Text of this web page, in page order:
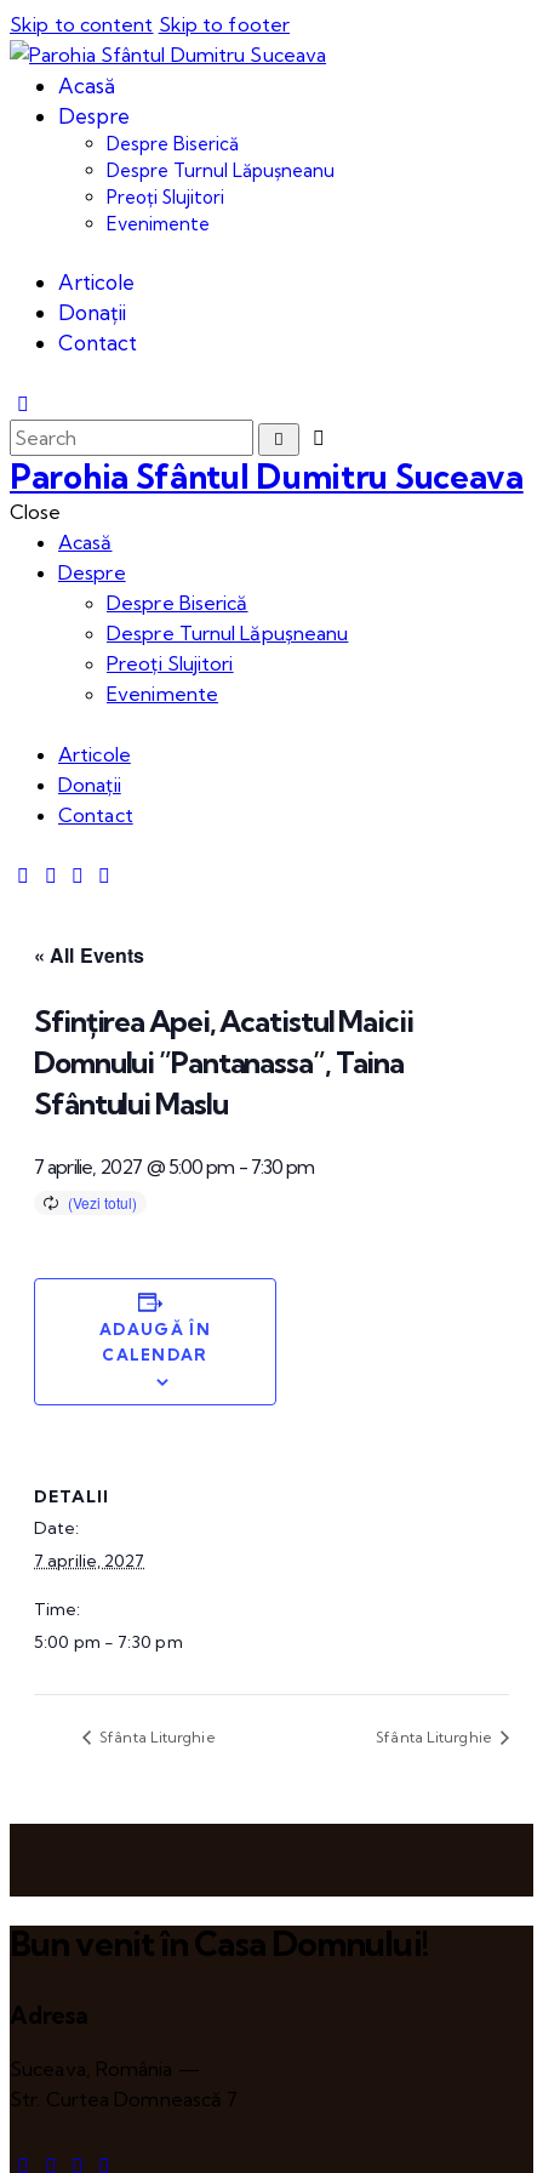
Skip to content Skip to footer
Acasă
Despre
Despre Biserică
Despre Turnul Lăpușneanu
Preoți Slujitori
Evenimente
Articole
Donații
Contact
Parohia Sfântul Dumitru Suceava
Close
Acasă
Despre
Despre Biserică
Despre Turnul Lăpușneanu
Preoți Slujitori
Evenimente
Articole
Donații
Contact
« All Events
Sfințirea Apei, Acatistul Maicii
Domnului ”Pantanassa”, Taina
Sfântului Maslu
7 aprilie, 2027 @ 5:00 pm - 7:30 pm
ADAUGĂ ÎN
CALENDAR
DETALII
Date:
7 aprilie, 2027
Time:
5:00 pm - 7:30 pm
Sfânta Liturghie Sfânta Liturghie
Bun venit în Casa Domnului!
Adresa
Suceava, România —
Str. Curtea Domnească 7